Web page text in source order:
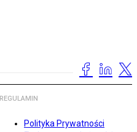
REGULAMIN
Polityka Prywatności